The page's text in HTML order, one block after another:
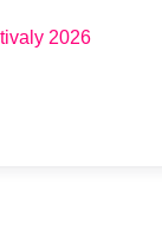
2026